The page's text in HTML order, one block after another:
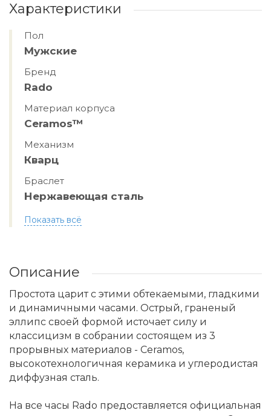
Характеристики
Пол
Мужские
Бренд
Rado
Материал корпуса
Ceramos™
Механизм
Кварц
Браслет
Нержавеющая сталь
Показать всё
Описание
Простота царит с этими обтекаемыми, гладкими
и динамичными часами. Острый, граненый
эллипс своей формой источает силу и
классицизм в собрании состоящем из 3
прорывных материалов - Ceramos,
высокотехнологичная керамика и углеродистая
диффузная сталь.
На все часы Rado предоставляется официальная